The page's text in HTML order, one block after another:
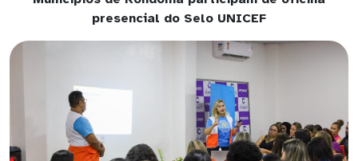
presencial do Selo UNICEF